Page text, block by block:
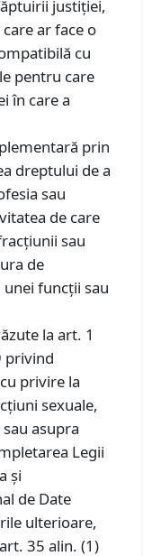
justiției,
ar face o
cu
pentru care
în care a
prin
dreptului de a
sau
de care
sau
de
funcții sau
la art. 1
privind
privire la
sexuale,
asupra
Legii
și
de Date
ulterioare,
35 alin. (1)